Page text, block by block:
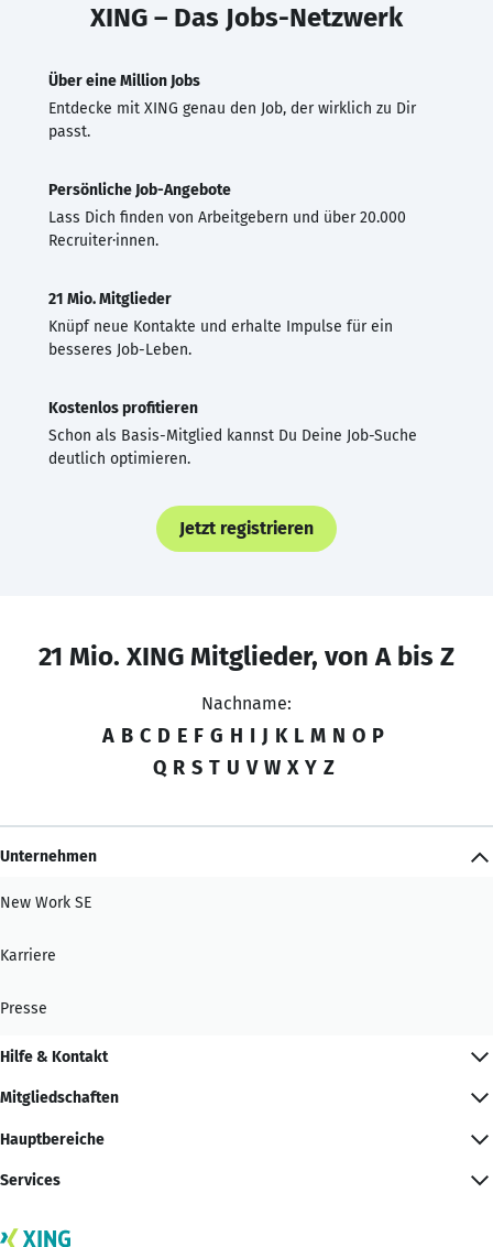
XING – Das Jobs-Netzwerk
Über eine Million Jobs
Entdecke mit XING genau den Job, der wirklich zu Dir
passt.
Persönliche Job-Angebote
Lass Dich finden von Arbeitgebern und über 20.000
Recruiter·innen.
21 Mio. Mitglieder
Knüpf neue Kontakte und erhalte Impulse für ein
besseres Job-Leben.
Kostenlos profitieren
Schon als Basis-Mitglied kannst Du Deine Job-Suche
deutlich optimieren.
Jetzt registrieren
21 Mio. XING Mitglieder, von A bis Z
Nachname:
A B C D E F G H I J K L M N O P
Q R S T U V W X Y Z
Unternehmen
New Work SE
Karriere
Presse
Hilfe & Kontakt
Mitgliedschaften
Hauptbereiche
Services